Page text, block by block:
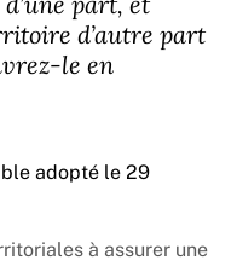
d’autre part
le en
adopté le 29
à assurer une